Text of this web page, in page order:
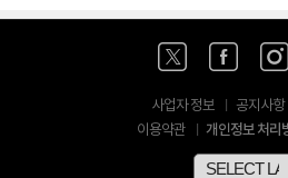
사업자 정보 공지사항
이용약관
개인정보 처리